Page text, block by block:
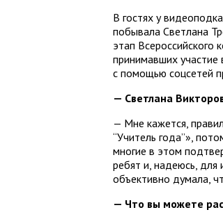
В гостях у
побывала Светлана
этап Всероссийского
принимавших участие
с помощью соцсетей
— Светлана
— Мне кажется,
“Учитель года”»,
многие в этом
ребят и, надеюсь, для
объективно думала,
— Что вы можете